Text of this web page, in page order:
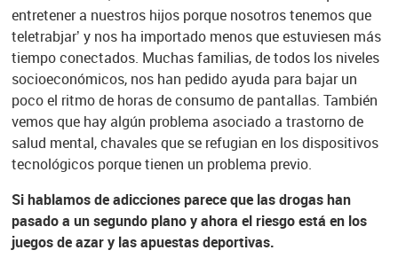
entretener a nuestros hijos porque nosotros tenemos que
teletrabjar’ y nos ha importado menos que estuviesen más
tiempo conectados. Muchas familias, de todos los niveles
socioeconómicos, nos han pedido ayuda para bajar un
poco el ritmo de horas de consumo de pantallas. También
vemos que hay algún problema asociado a trastorno de
salud mental, chavales que se refugian en los dispositivos
tecnológicos porque tienen un problema previo.
Si hablamos de adicciones parece que las drogas han
pasado a un segundo plano y ahora el riesgo está en los
juegos de azar y las apuestas deportivas.